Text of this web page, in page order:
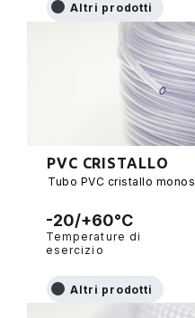
Altri prodotti
PVC CRISTALLO
Tubo PVC cristallo
-20/+60°C
Temperature di
esercizio
Altri prodotti